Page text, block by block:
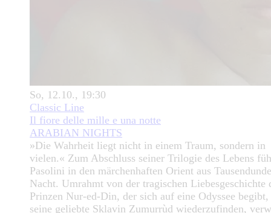
So, 12.10., 19:30
Classic Line
Il fiore delle mille e una notte
ARABIAN NIGHTS
»Die Wahrheit liegt nicht in einem Traum, sondern in
vielen.« Zum Abschluss seiner Trilogie des Lebens
Pasolini in den märchenhaften Orient aus
Nacht. Umrahmt von der tragischen Liebesgeschichte
Prinzen Nur-ed-Din, der sich auf eine Odyssee
seine geliebte Sklavin Zumurrùd wiederzufinden,